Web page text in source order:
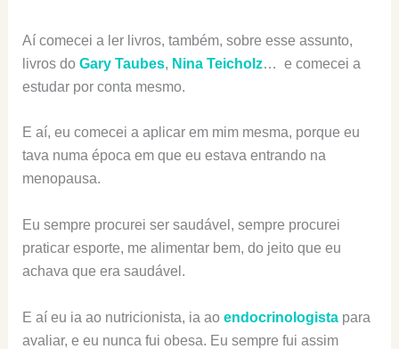
Aí comecei a ler livros, também, sobre esse assunto,
livros do Gary Taubes, Nina Teicholz… e comecei a
estudar por conta mesmo.
E aí, eu comecei a aplicar em mim mesma, porque eu
tava numa época em que eu estava entrando na
menopausa.
Eu sempre procurei ser saudável, sempre procurei
praticar esporte, me alimentar bem, do jeito que eu
achava que era saudável.
E aí eu ia ao nutricionista, ia ao endocrinologistapara
avaliar, e eu nunca fui obesa. Eu sempre fui assim